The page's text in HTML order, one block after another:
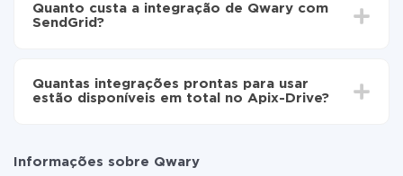
30 minutos. Em média, a configuração leva de 10 a 15
minutos.
Quanto custa a integração de Qwary com
SendGrid?
as tarifas. Você paga apenas pela quantidade de
dados que é realmente transferida de um de seus
ou mudar para um de pago, se necessário. Mais
Quantas integrações prontas para usar
estão disponíveis em total no Apix-Drive?
Informações sobre Qwary